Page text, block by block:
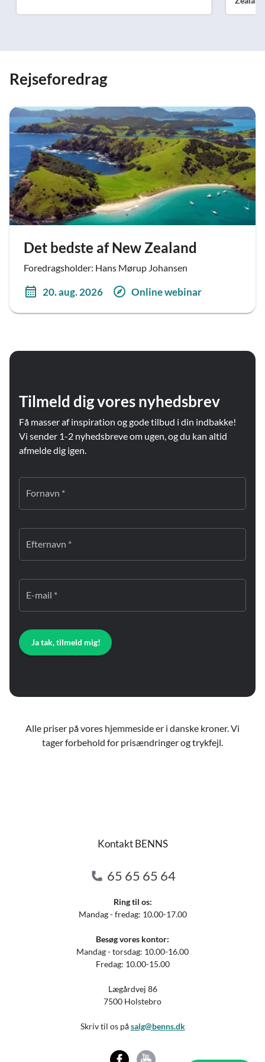
Rejseforedrag
Det bedste af New Zealand
Foredragsholder: Hans Mørup Johansen
20. aug. 2026 Online webinar
Tilmeld dig vores nyhedsbrev
Få masser af inspiration og gode tilbud i din indbakke!
Vi sender 1-2 nyhedsbreve om ugen, og du kan altid
afmelde dig igen.
Fornavn *
Efternavn *
E-mail *
Ja tak, tilmeld mig!
Alle priser på vores hjemmeside er i danske kroner. Vi
tager forbehold for prisændringer og trykfejl.
Kontakt BENNS
65 65 65 64
Ring til os:
Mandag - fredag: 10.00-17.00
Besøg vores kontor:
Mandag - torsdag: 10.00-16.00
Fredag: 10.00-15.00
Lægårdvej 86
7500 Holstebro
Skriv til os påsalg@benns.dk